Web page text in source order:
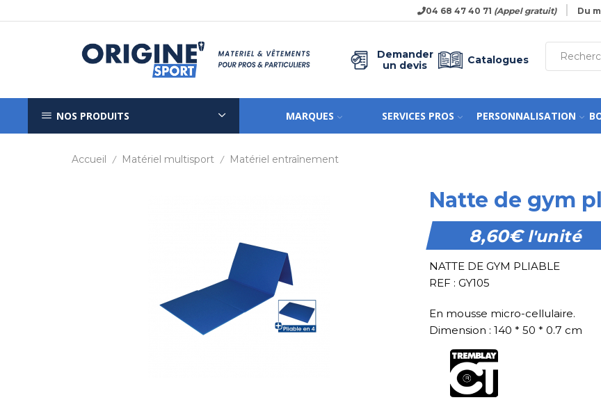
04 68 47 40 71 (Appel gratuit) Du
Demander
un devis
Catalogues
NOS PRODUITS MARQUES SERVICES PROS PERSONNALISATION
Accueil / Matériel multisport / Matériel entraînement
Natte de gym
8,60€l'unité
NATTE DE GYM PLIABLE
REF : GY105
En mousse micro-cellulaire.
Dimension : 140 * 50 * 0.7 cm